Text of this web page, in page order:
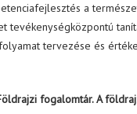
a
tevékenységközpontú
tervezése és
fogalomtár. A